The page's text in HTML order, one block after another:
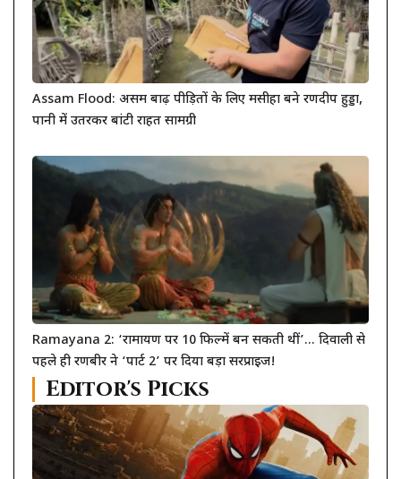
Assam Flood: असम बाढ़ पीड़ितों के लिए मसीहा बने रणदीप हुड्डा,
पानी में उतरकर बांटी राहत सामग्री
Ramayana 2: ‘रामायण पर 10 फिल्में बन सकती थीं’… दिवाली से
पहले ही रणबीर ने ‘पार्ट 2’ पर दिया बड़ा सरप्राइज!
Editor's Picks